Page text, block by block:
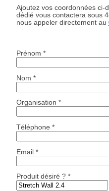
Ajoutez vos coordonnées ci-
dédié vous contactera sous
nous appeler directement au
Prénom *
Nom *
Organisation *
Téléphone *
Email *
Produit désiré ? *